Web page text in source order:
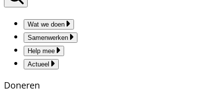
Wat we doen
Samenwerken
Help mee
Actueel
Doneren